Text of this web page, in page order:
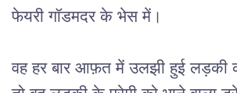
फेयरी गॉडमदर के भेस में।
वह हर बार आफ़त में उलझी हुई लड़की